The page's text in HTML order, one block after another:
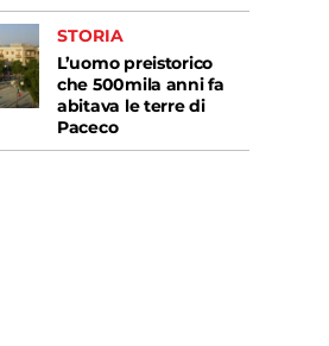
STORIA
L’uomo preistorico
che 500mila anni fa
abitava le terre di
Paceco